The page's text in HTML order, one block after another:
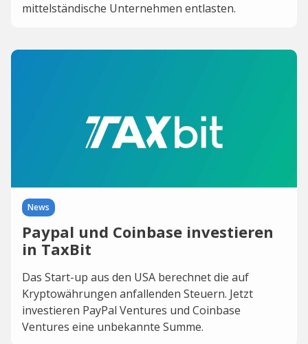
mittelständische Unternehmen entlasten.
News
Paypal und Coinbase investieren
in TaxBit
Das Start-up aus den USA berechnet die auf
Kryptowährungen anfallenden Steuern. Jetzt
investieren PayPal Ventures und Coinbase
Ventures eine unbekannte Summe.